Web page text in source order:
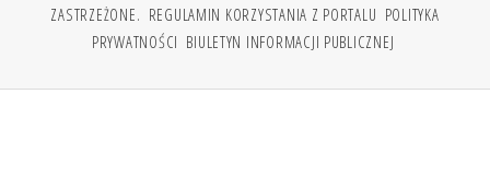
ZASTRZEŻONE. REGULAMIN KORZYSTANIA Z PORTALU POLITYKA
PRYWATNOŚCI BIULETYN INFORMACJI PUBLICZNEJ